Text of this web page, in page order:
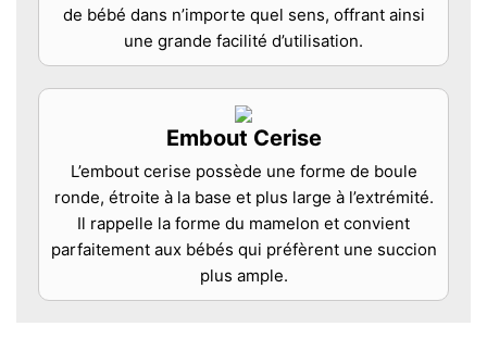
de bébé dans n’importe quel sens, offrant ainsi
une grande facilité d’utilisation.
Embout Cerise
L’embout cerise possède une forme de boule
ronde, étroite à la base et plus large à l’extrémité.
Il rappelle la forme du mamelon et convient
parfaitement aux bébés qui préfèrent une succion
plus ample.